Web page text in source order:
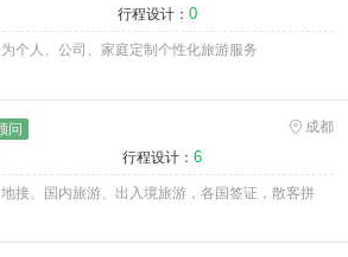
行程设计： 0
个人、公司、家庭定制个性化旅游服务
问
成都
行程设计： 6
接、国内旅游、出入境旅游，各国签证，散客拼